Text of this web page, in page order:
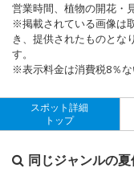
営業時間、植物の開花・
※掲載されている画像は
き、提供されたものとな
す。
※表示料金は消費税8％な
スポット詳細
トップ
同じジャンルの夏